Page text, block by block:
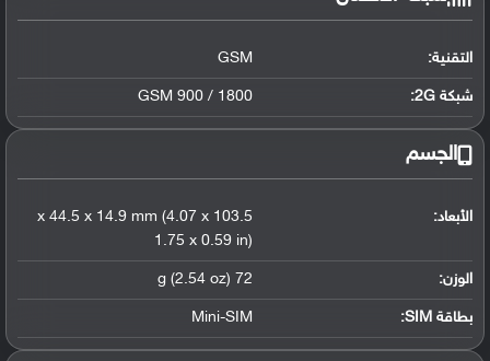
التقنية: GSM
شبكة 2G: GSM 900 / 1800
الجسم
الأبعاد:
103.5 x 44.5 x 14.9 mm (4.07 x
1.75 x 0.59 in)
الوزن: 72 g (2.54 oz)
بطاقة SIM: Mini-SIM